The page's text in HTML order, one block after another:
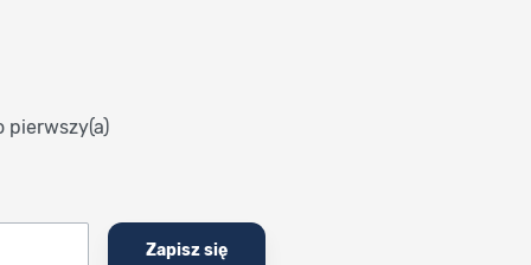
pierwszy(a)
Zapisz się